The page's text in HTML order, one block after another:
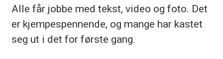
Alle får jobbe med tekst, video og foto. Det
er kjempespennende, og mange har kastet
seg ut i det for første gang.